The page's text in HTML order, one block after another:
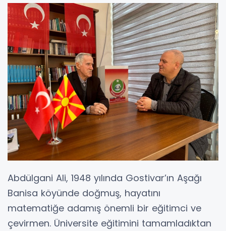
Abdülgani Ali, 1948 yılında Gostivar’ın Aşağı
Banisa köyünde doğmuş, hayatını
matematiğe adamış önemli bir eğitimci ve
çevirmen. Üniversite eğitimini tamamladıktan